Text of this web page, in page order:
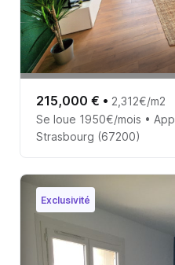
215,000 € • 2,312€/m2
Se loue 1950€/mois •
Strasbourg (67200)
Exclusivité